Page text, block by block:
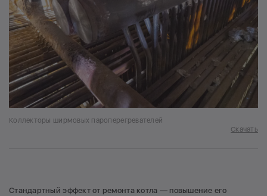
Коллекторы ширмовых пароперегревателей
Скачать
Стандартный эффект от ремонта котла — повышение его